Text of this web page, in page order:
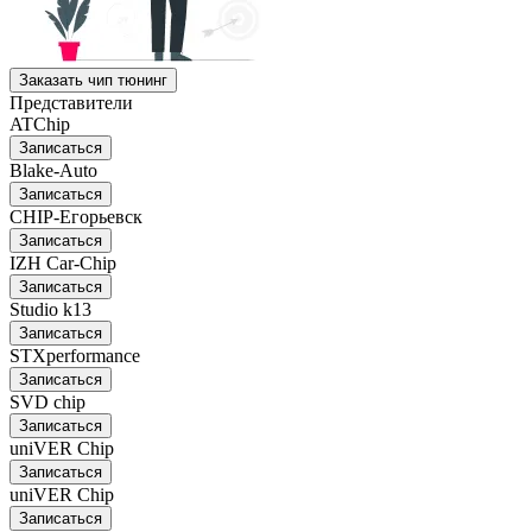
Заказать чип тюнинг
Представители
ATChip
Записаться
Blake-Auto
Записаться
CHIP-Егорьевск
Записаться
IZH Car-Chip
Записаться
Studio k13
Записаться
STXperformance
Записаться
SVD chip
Записаться
uniVER Chip
Записаться
uniVER Chip
Записаться